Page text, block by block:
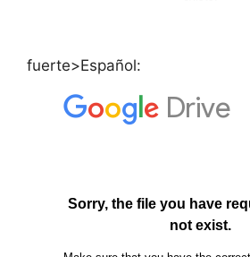
fuerte>Español: